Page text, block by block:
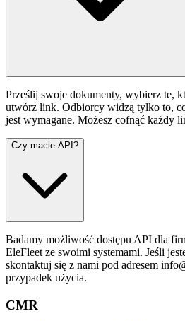
Prześlij swoje dokumenty, wybierz te,
utwórz link. Odbiorcy widzą tylko to,
jest wymagane. Możesz cofnąć każdy
Czy macie API?
Badamy możliwość dostępu API dla
EleFleet ze swoimi systemami. Jeśli
skontaktuj się z nami pod adresem
przypadek użycia.
CMR